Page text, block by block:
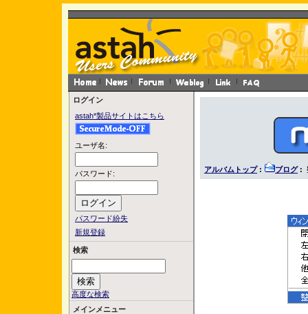
ログイン
astah*製品サイトはこちら
ユーザ名:
パスワード:
パスワード紛失
新規登録
検索
高度な検索
メインメニュー
アルバムトップ: ブログ: